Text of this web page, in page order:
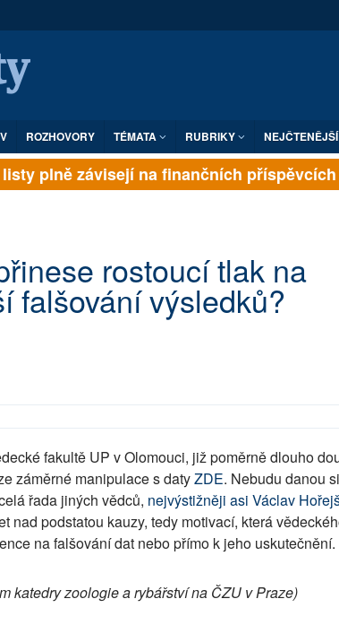
ROZHOVORY TÉMATA RUBRIKY NEJČTENĚJŠÍ
plně závisejí na finančních příspěvcích
rostoucí tlak na
falšování výsledků?
fakultě UP v Olomouci, již poměrně dlouho
záměrné manipulace s datyZDE. Nebudu danou
řada jiných vědců, nejvýstižněji asi Václav
nad podstatou kauzy, tedy motivací, která
na falšování dat nebo přímo k jeho uskutečnění.
katedry zoologie a rybářství na ČZU v Praze)